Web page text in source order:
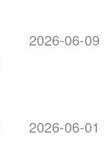
2026-06-09
2026-06-01